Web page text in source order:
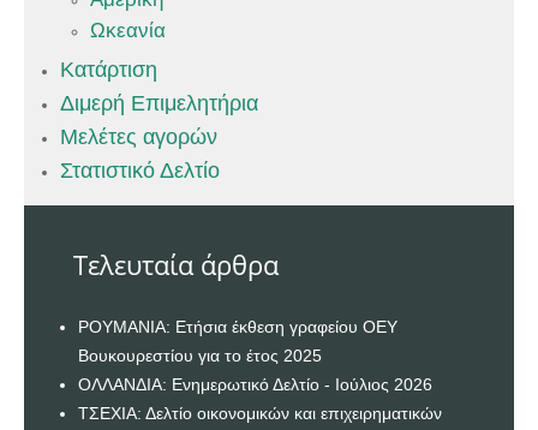
Ωκεανία
Κατάρτιση
Διμερή Επιμελητήρια
Μελέτες αγορών
Στατιστικό Δελτίο
Τελευταία άρθρα
ΡΟΥΜΑΝΙΑ: Ετήσια έκθεση γραφείου ΟΕΥ
Βουκουρεστίου για το έτος 2025
ΟΛΛΑΝΔΙΑ: Ενημερωτικό Δελτίο - Ιούλιος 2026
ΤΣΕΧΙΑ: Δελτίο οικονομικών και επιχειρηματικών